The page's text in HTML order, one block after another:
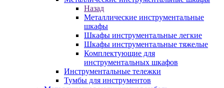
Назад
Металлические инструментальные
шкафы
Шкафы инструментальные легкие
Шкафы инструментальные тяжелые
Комплектующие для
инструментальных шкафов
Инструментальные тележки
Тумбы для инструментов